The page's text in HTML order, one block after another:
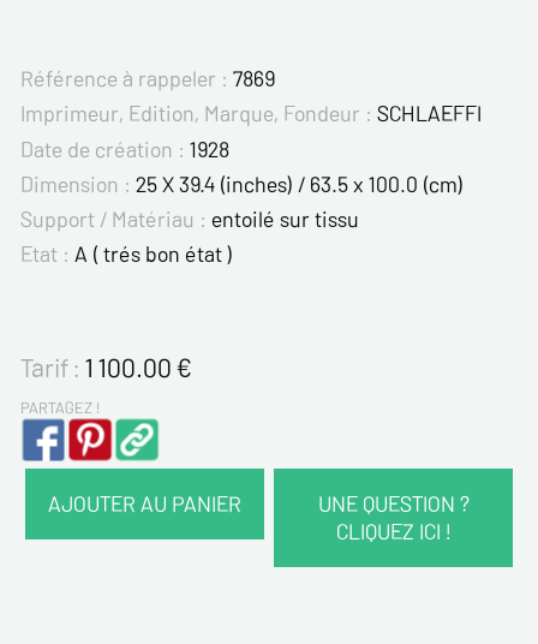
Référence à rappeler : 7869
Imprimeur, Edition, Marque, Fondeur : SCHLAEFFI
Date de création : 1928
Dimension : 25 X 39.4 (inches) / 63.5 x 100.0 (cm)
Support / Matériau : entoilé sur tissu
Etat : A ( trés bon état )
Tarif : 1 100.00€
PARTAGEZ !
AJOUTER AU PANIER
UNE QUESTION ?
CLIQUEZ ICI !